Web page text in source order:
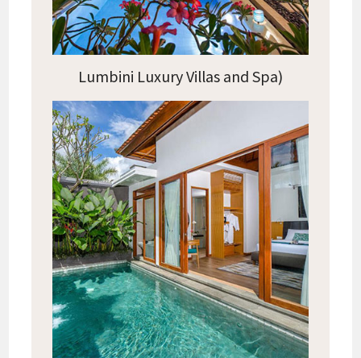
Lumbini Luxury Villas and Spa)